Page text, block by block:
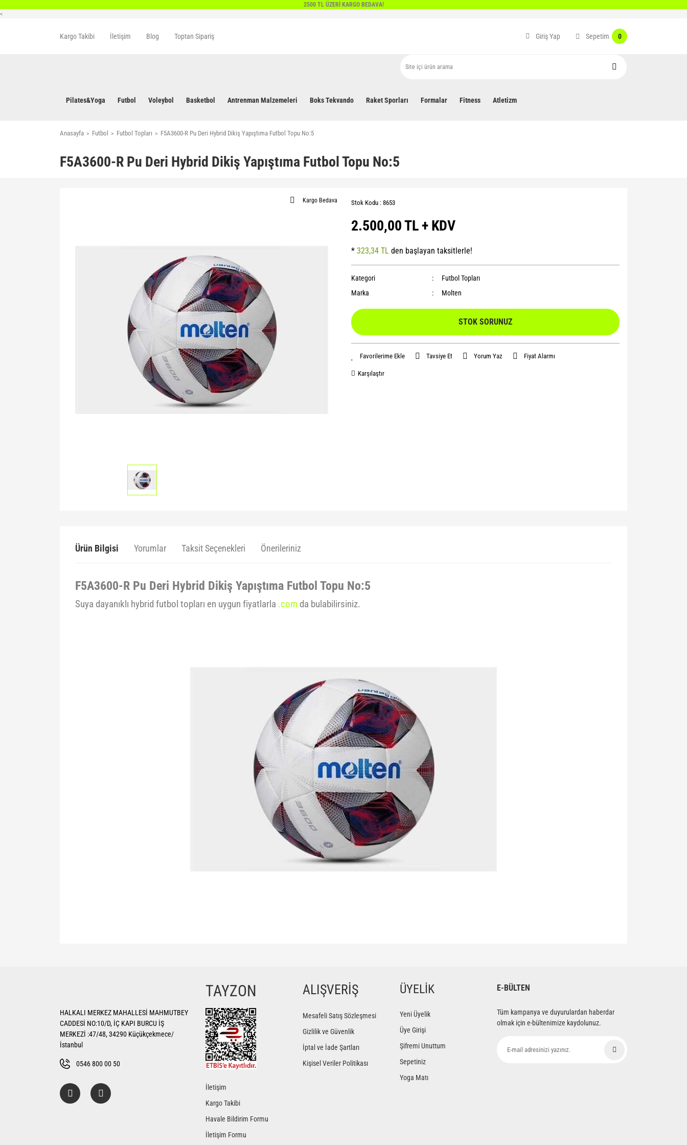
2500 TL ÜZERİ KARGO BEDAVA!
<
Kargo Takibi İletişim Blog Toptan Sipariş Giriş Yap Sepetim 0
Pilates&Yoga Futbol Voleybol Basketbol Antrenman Malzemeleri Boks Tekvando Raket Sporları Formalar Fitness Atletizm
Anasayfa Futbol Futbol Topları F5A3600-R Pu Deri Hybrid Dikiş Yapıştıma Futbol Topu No:5
F5A3600-R Pu Deri Hybrid Dikiş Yapıştıma Futbol Topu No:5
Kargo Bedava Stok Kodu : 8653
2.500,00 TL + KDV
* 323,34 TL den başlayan taksitlerle!
Kategori
Futbol Topları
Marka
Molten
STOK SORUNUZ
Tavsiye Et Yorum Yaz Fiyat Alarmı
Karşılaştır
Ürün Bilgisi Yorumlar Taksit Seçenekleri Önerileriniz
F5A3600-R Pu Deri Hybrid Dikiş Yapıştıma Futbol Topu No:5
Suya dayanıklı hybrid futbol topları en uygun fiyatlarla .com da bulabilirsiniz.
Yorum Yaz
Ürün resmi kalitesiz, bozuk veya görüntülenemiyor.
Ürün bilgilerinde hatalar bulunuyor.
Ürün fiyatı diğer sitelerden daha pahalı.
HALKALI MERKEZ MAHALLESİ MAHMUTBEY
CADDESİ NO:10/D, İÇ KAPI BURCU İŞ
MERKEZİ :47/48, 34290 Küçükçekmece/
İstanbul
0546 800 00 50
TAYZON
İletişim
Kargo Takibi
Havale Bildirim Formu
İletişim Formu
ALIŞVERİŞ
Mesafeli Satış Sözleşmesi
Gizlilik ve Güvenlik
İptal ve İade Şartları
Kişisel Veriler Politikası
ÜYELİK
Yeni Üyelik
Üye Girişi
Şifremi Unuttum
Sepetiniz
Yoga Matı
E-BÜLTEN
Tüm kampanya ve duyurulardan haberdar
olmak için e-bültenimize kaydolunuz.